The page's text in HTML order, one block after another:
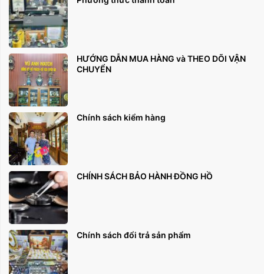
HƯỚNG DẪN MUA HÀNG và THEO DÕI VẬN
CHUYỂN
Chính sách kiểm hàng
CHÍNH SÁCH BẢO HÀNH ĐỒNG HỒ
Chính sách đổi trả sản phẩm
Màu mặt:
Xóa